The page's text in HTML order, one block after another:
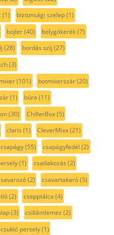
(1) biztonsági szelep(1)
bojler(40) bolygókerék(7)
(28) bordás szíj (27)
(3)
(101) botmixerszár(20)
(1) búra (11)
(30) ChillerBox(5)
claris (1) CleverMixx(21)
csapágy(55) csapágyfedél (2)
(1) csatlakozás (2)
(2) csavartakaró(5)
(2) csepptálca (4)
(3) csillámlemez (2)
csukló persely(1)